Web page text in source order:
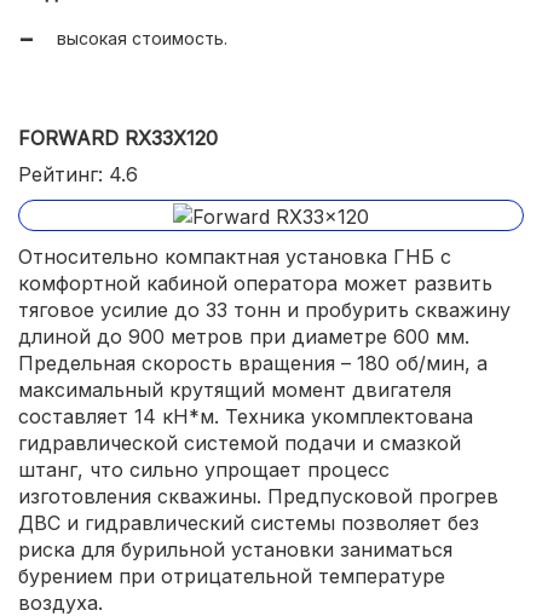
высокая стоимость.
FORWARD RX33X120
Рейтинг: 4.6
Относительно компактная установка ГНБ с
комфортной кабиной оператора может развить
тяговое усилие до 33 тонн и пробурить скважину
длиной до 900 метров при диаметре 600 мм.
Предельная скорость вращения – 180 об/мин, а
максимальный крутящий момент двигателя
составляет 14 кН*м. Техника укомплектована
гидравлической системой подачи и смазкой
штанг, что сильно упрощает процесс
изготовления скважины. Предпусковой прогрев
ДВС и гидравлический системы позволяет без
риска для бурильной установки заниматься
бурением при отрицательной температуре
воздуха.